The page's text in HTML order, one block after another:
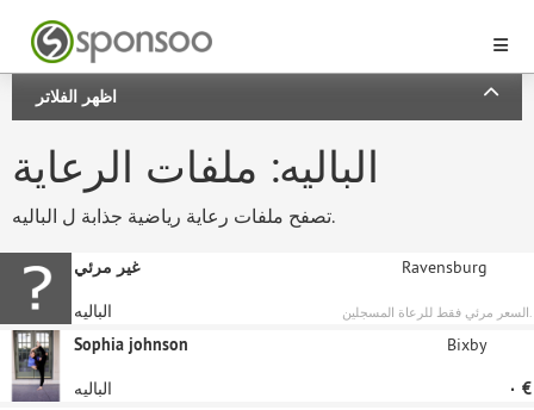
اظهر الفلاتر
الباليه: ملفات الرعاية
تصفح ملفات رعاية رياضية جذابة ل الباليه.
غير مرئي Ravensburg
الباليه السعر مرئي فقط للرعاة المسجلين.
Sophia johnson Bixby
الباليه
‏٠ €